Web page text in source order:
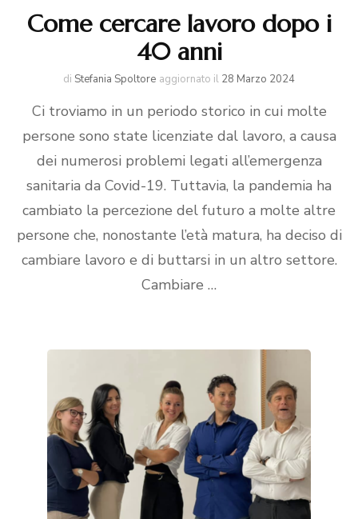
Come cercare lavoro dopo i
40 anni
di Stefania Spoltore aggiornato il 28 Marzo 2024
Ci troviamo in un periodo storico in cui molte
persone sono state licenziate dal lavoro, a causa
dei numerosi problemi legati all’emergenza
sanitaria da Covid-19. Tuttavia, la pandemia ha
cambiato la percezione del futuro a molte altre
persone che, nonostante l’età matura, ha deciso di
cambiare lavoro e di buttarsi in un altro settore.
Cambiare …